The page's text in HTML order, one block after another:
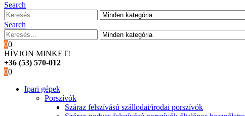
Search
Search
00
HÍVJON MINKET!
+36 (53) 570-012
00
Ipari gépek
Porszívók
Száraz felszívású szállodai/irodai porszívók